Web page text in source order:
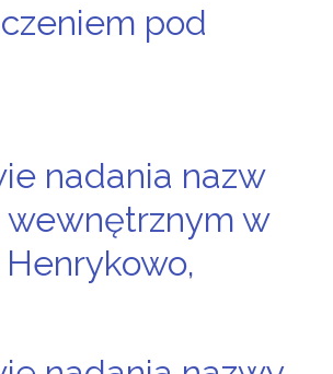
pod
nadania nazw
w